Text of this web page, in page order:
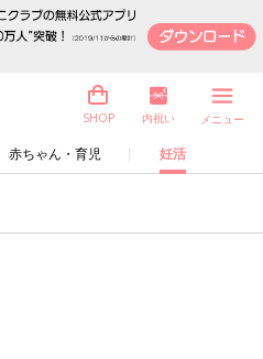
赤ちゃん・育児 妊活
SHOP 内祝い メニュー